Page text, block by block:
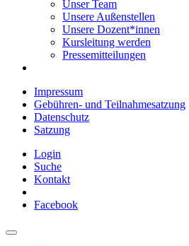
Unser Team
Unsere Außenstellen
Unsere Dozent*innen
Kursleitung werden
Pressemitteilungen
Impressum
Gebühren- und Teilnahmesatzung
Datenschutz
Satzung
Login
Suche
Kontakt
Facebook